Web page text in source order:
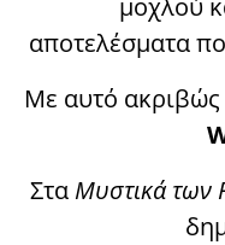
μοχλού
αποτελέσματα
Με αυτό ακριβώς
Στα Μυστικά των